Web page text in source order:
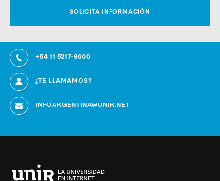
+54 11 5217-9600
¿TE LLAMAMOS?
INFOARGENTINA@UNIR.NET